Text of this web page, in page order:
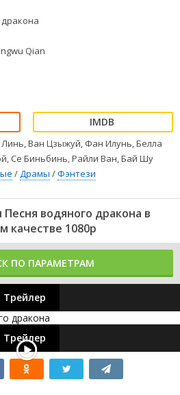
Qian
Ван Цзыжуй, Фан Илунь, Белла
Се Биньбинь, Райли Ван, Бай Шу
/Драмы /Фэнтези
водяного дракона в
качестве 1080p
ПО ПАРАМЕТРАМ
Трейлер
Трейлер